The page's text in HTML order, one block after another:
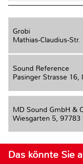
Grobi
Mathias-Claudius-Str.
Sound Reference
Pasinger Strasse 16,
MD Sound GmbH &
Wiesgarten 5, 97783
Das könnte Sie